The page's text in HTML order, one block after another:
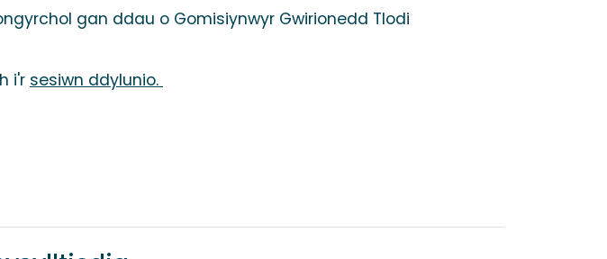
gan ddau o Gomisiynwyr Gwirionedd Tlodi
i'r sesiwn ddylunio.